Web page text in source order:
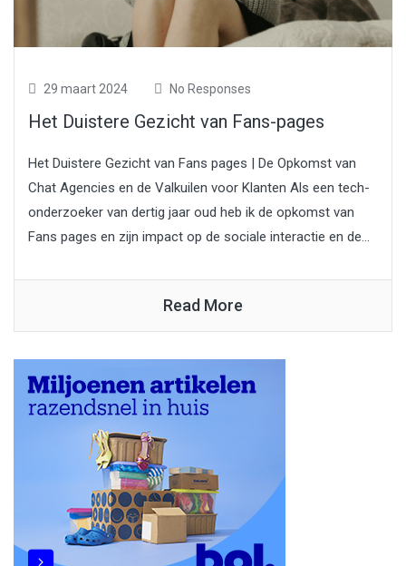
29 maart 2024 No Responses
Het Duistere Gezicht van Fans-pages
Het Duistere Gezicht van Fans pages | De Opkomst van
Chat Agencies en de Valkuilen voor Klanten Als een tech-
onderzoeker van dertig jaar oud heb ik de opkomst van
Fans pages en zijn impact op de sociale interactie en de...
Read More